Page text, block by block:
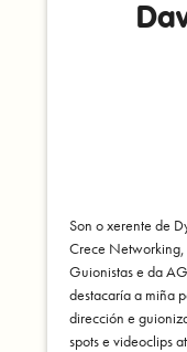
Son o xerente de
Crece
Guionistas e da
destacaría a miña
dirección e
spots e videoclips